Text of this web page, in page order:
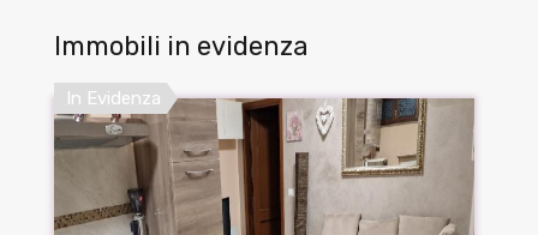
Immobili in evidenza
In Evidenza